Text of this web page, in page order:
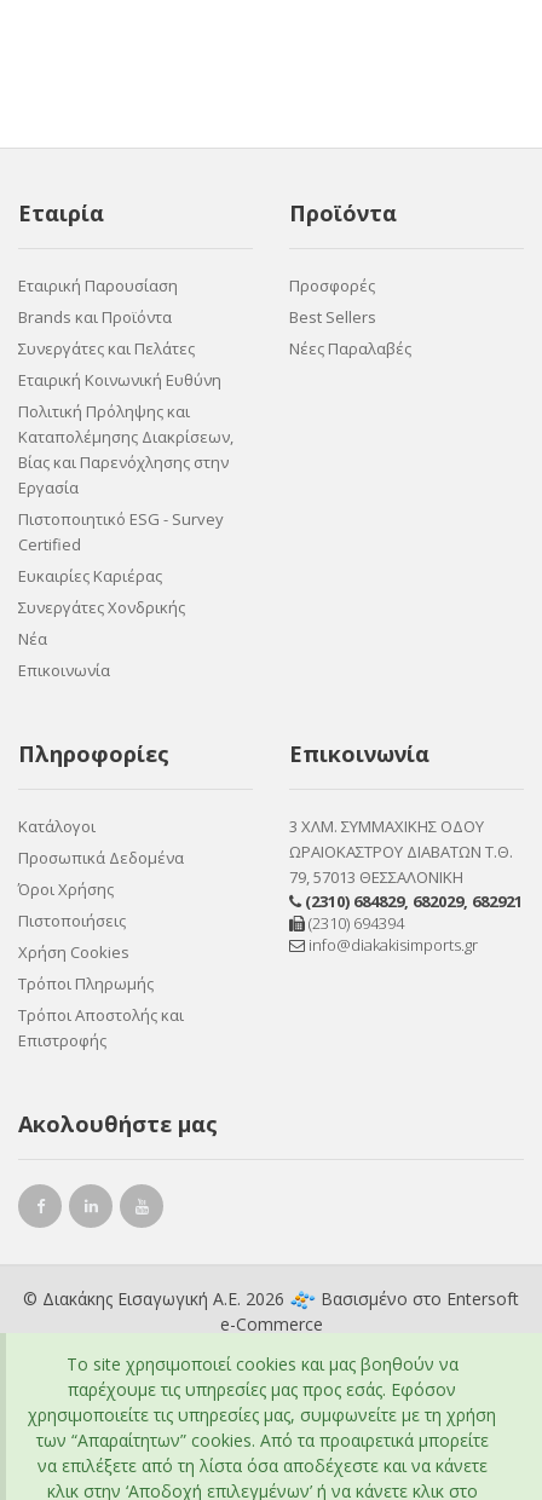
Εταιρία
Εταιρική Παρουσίαση
Brands και Προϊόντα
Συνεργάτες και Πελάτες
Εταιρική Κοινωνική Ευθύνη
Πολιτική Πρόληψης και
Καταπολέμησης Διακρίσεων,
Βίας και Παρενόχλησης στην
Εργασία
Πιστοποιητικό ESG - Survey
Certified
Ευκαιρίες Καριέρας
Συνεργάτες Χονδρικής
Νέα
Επικοινωνία
Προϊόντα
Προσφορές
Best Sellers
Νέες Παραλαβές
Πληροφορίες
Κατάλογοι
Προσωπικά Δεδομένα
Όροι Χρήσης
Πιστοποιήσεις
Χρήση Cookies
Τρόποι Πληρωμής
Τρόποι Αποστολής και
Επιστροφής
Επικοινωνία
3 ΧΛΜ. ΣΥΜΜΑΧΙΚΗΣ ΟΔΟΥ
ΩΡΑΙΟΚΑΣΤΡΟΥ ΔΙΑΒΑΤΩΝ Τ.Θ.
79, 57013 ΘΕΣΣΑΛΟΝΙΚΗ
(2310) 684829, 682029, 682921
(2310) 694394
info@diakakisimports.gr
Ακολουθήστε μας
© Διακάκης Εισαγωγική Α.Ε. 2026 Βασισμένο στο Entersoft
e-Commerce
To site χρησιμοποιεί cookies και μας βοηθούν να
παρέχουμε τις υπηρεσίες μας προς εσάς. Εφόσον
χρησιμοποιείτε τις υπηρεσίες μας, συμφωνείτε με τη χρήση
των “Απαραίτητων” cookies. Από τα προαιρετικά μπορείτε
να επιλέξετε από τη λίστα όσα αποδέχεστε και να κάνετε
κλικ στην ‘Αποδοχή επιλεγμένων’ ή να κάνετε κλικ στο